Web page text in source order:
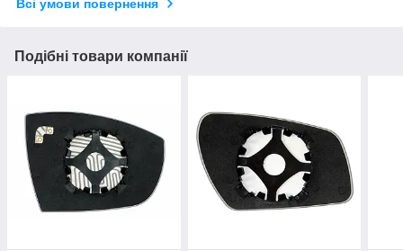
Всі умови повернення
Подібні товари компанії